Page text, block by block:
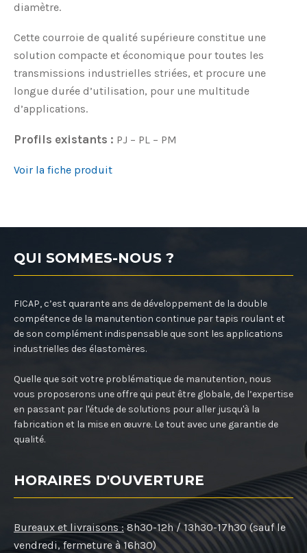
diamètre.
Cette courroie de qualité supérieure constitue une
solution compacte et économique pour toutes les
transmissions industrielles striées, et procure une
longue durée d’utilisation, pour une multitude
d’applications.
Profils existants : PJ – PL – PM
Voir la fiche produit
QUI SOMMES-NOUS ?
FICAP, c’est quarante ans de développement de la double
compétence de la manutention continue par tapis roulant et
de son complément indispensable que sont les applications
industrielles des élastomères.
Quelle que soit votre problématique de manutention, nous
vous proposerons une offre qui peut être globale, de l’expertise
en passant par l'étude de solutions pour aller jusqu'à la
fabrication et la mise en œuvre. Le tout avec une garantie de
qualité.
HORAIRES D'OUVERTURE
Bureaux et livraisons : 8h30-12h / 13h30-17h30 (sauf le
vendredi, fermeture à 16h30)